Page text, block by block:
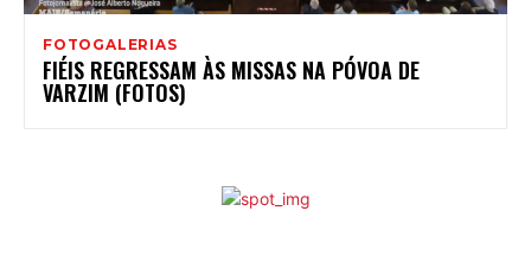
FOTOGALERIAS
FIÉIS REGRESSAM ÀS MISSAS NA PÓVOA DE
VARZIM (FOTOS)